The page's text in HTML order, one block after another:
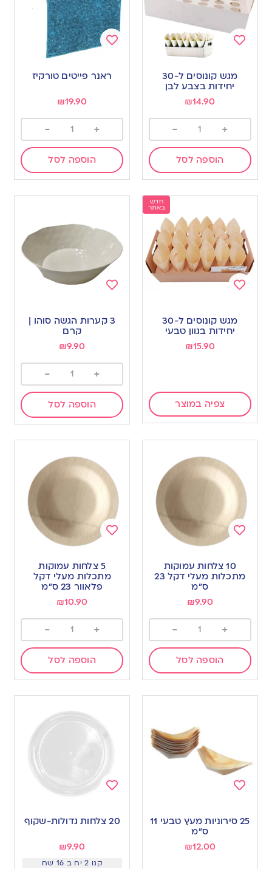
wishlist
מגש קונוסים ל-30
יחידות בצבע לבן
₪14.90
+
-
הוספה לסל
wishlist
ראנר פייטים טורקיז
₪19.90
+
-
הוספה לסל
חדש
באתר
wishlist
מגש קונוסים ל-30
יחידות בגוון טבעי
₪15.90
צפיה במוצר
to
wishlist
3 קערות הגשה סוהו |
קרם
₪9.90
+
-
הוספה לסל
wishlist
10 צלחות עמוקות
מתכלות מעלי דקל 23
ס”מ
₪9.90
+
-
הוספה לסל
wishlist
5 צלחות עמוקות
מתכלות מעלי דקל
פלאוור 23 ס”מ
₪10.90
+
-
הוספה לסל
to
25 סירוניות מעץ טבעי 11
ס”מ
₪12.00
to
20 צלחות גדולות-שקוף
₪9.90
קנו 2 יח ב 16 שח